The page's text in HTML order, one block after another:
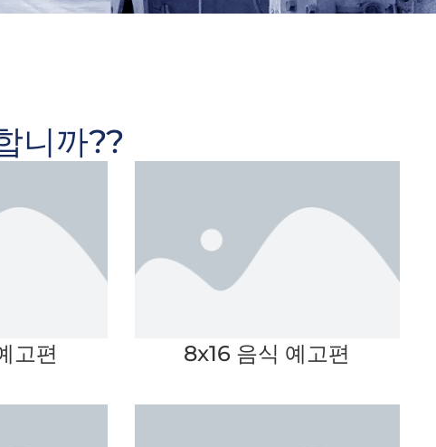
니까??
고편 8x16 음식 예고편